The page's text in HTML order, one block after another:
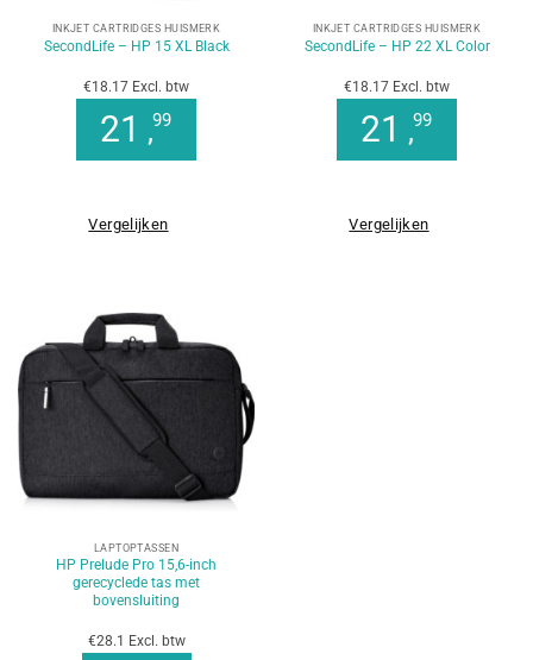
INKJET CARTRIDGES HUISMERK
SecondLife – HP 15 XL Black
€18.17 Excl. btw
21 ,99
Vergelijken
INKJET CARTRIDGES HUISMERK
SecondLife – HP 22 XL Color
€18.17 Excl. btw
21 ,99
Vergelijken
LAPTOPTASSEN
HP Prelude Pro 15,6-inch
gerecyclede tas met
bovensluiting
€28.1 Excl. btw